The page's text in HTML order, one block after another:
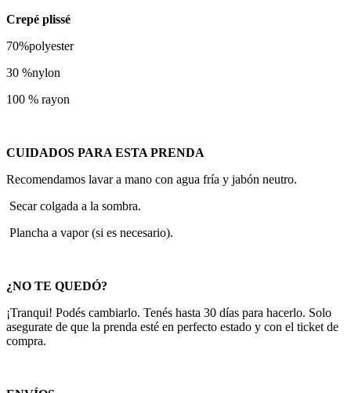
Crepé plissé
70%polyester
30 %nylon
100 % rayon
CUIDADOS PARA ESTA PRENDA
Recomendamos lavar a mano con agua fría y jabón neutro.
Secar colgada a la sombra.
Plancha a vapor (si es necesario).
¿NO TE QUEDÓ?
¡Tranqui! Podés cambiarlo. Tenés hasta 30 días para hacerlo. Solo
asegurate de que la prenda esté en perfecto estado y con el ticket de
compra.